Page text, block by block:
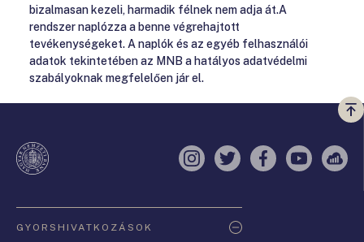
bizalmasan kezeli, harmadik félnek nem adja át.A
rendszer naplózza a benne végrehajtott
tevékenységeket. A naplók és az egyéb felhasználói
adatok tekintetében az MNB a hatályos adatvédelmi
szabályoknak megfelelően jár el.
a
Instagram
TwitterFacebook
YouTube
GYORSHIVATKOZÁSOK